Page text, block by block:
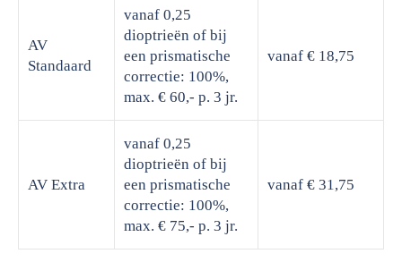
AV
Standaard
vanaf 0,25
dioptrieën of bij
een prismatische
correctie: 100%,
max. € 60,- p. 3 jr.
vanaf € 18,75
AV Extra
vanaf 0,25
dioptrieën of bij
een prismatische
correctie: 100%,
max. € 75,- p. 3 jr.
vanaf € 31,75